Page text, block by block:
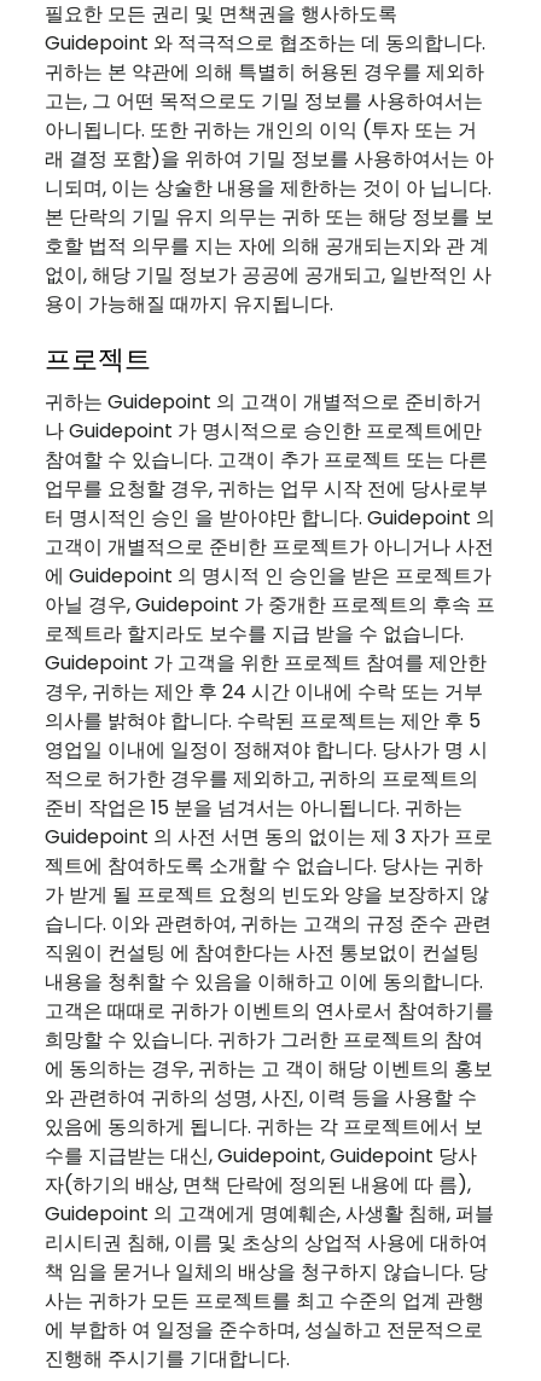
필요한 모든 권리 및 면책권을 행사하도록
Guidepoint 와 적극적으로 협조하는 데 동의합니다.
귀하는 본 약관에 의해 특별히 허용된 경우를 제외하
고는, 그 어떤 목적으로도 기밀 정보를 사용하여서는
아니됩니다. 또한 귀하는 개인의 이익 (투자 또는 거
래 결정 포함)을 위하여 기밀 정보를 사용하여서는 아
니되며, 이는 상술한 내용을 제한하는 것이 아 닙니다.
본 단락의 기밀 유지 의무는 귀하 또는 해당 정보를 보
호할 법적 의무를 지는 자에 의해 공개되는지와 관 계
없이, 해당 기밀 정보가 공공에 공개되고, 일반적인 사
용이 가능해질 때까지 유지됩니다.
프로젝트
귀하는 Guidepoint 의 고객이 개별적으로 준비하거
나 Guidepoint 가 명시적으로 승인한 프로젝트에만
참여할 수 있습니다. 고객이 추가 프로젝트 또는 다른
업무를 요청할 경우, 귀하는 업무 시작 전에 당사로부
터 명시적인 승인 을 받아야만 합니다. Guidepoint 의
고객이 개별적으로 준비한 프로젝트가 아니거나 사전
에 Guidepoint 의 명시적 인 승인을 받은 프로젝트가
아닐 경우, Guidepoint 가 중개한 프로젝트의 후속 프
로젝트라 할지라도 보수를 지급 받을 수 없습니다.
Guidepoint 가 고객을 위한 프로젝트 참여를 제안한
경우, 귀하는 제안 후 24 시간 이내에 수락 또는 거부
의사를 밝혀야 합니다. 수락된 프로젝트는 제안 후 5
영업일 이내에 일정이 정해져야 합니다. 당사가 명 시
적으로 허가한 경우를 제외하고, 귀하의 프로젝트의
준비 작업은 15 분을 넘겨서는 아니됩니다. 귀하는
Guidepoint 의 사전 서면 동의 없이는 제 3 자가 프로
젝트에 참여하도록 소개할 수 없습니다. 당사는 귀하
가 받게 될 프로젝트 요청의 빈도와 양을 보장하지 않
습니다. 이와 관련하여, 귀하는 고객의 규정 준수 관련
직원이 컨설팅 에 참여한다는 사전 통보없이 컨설팅
내용을 청취할 수 있음을 이해하고 이에 동의합니다.
고객은 때때로 귀하가 이벤트의 연사로서 참여하기를
희망할 수 있습니다. 귀하가 그러한 프로젝트의 참여
에 동의하는 경우, 귀하는 고 객이 해당 이벤트의 홍보
와 관련하여 귀하의 성명, 사진, 이력 등을 사용할 수
있음에 동의하게 됩니다. 귀하는 각 프로젝트에서 보
수를 지급받는 대신, Guidepoint, Guidepoint 당사
자(하기의 배상, 면책 단락에 정의된 내용에 따 름),
Guidepoint 의 고객에게 명예훼손, 사생활 침해, 퍼블
리시티권 침해, 이름 및 초상의 상업적 사용에 대하여
책 임을 묻거나 일체의 배상을 청구하지 않습니다. 당
사는 귀하가 모든 프로젝트를 최고 수준의 업계 관행
에 부합하 여 일정을 준수하며, 성실하고 전문적으로
진행해 주시기를 기대합니다.